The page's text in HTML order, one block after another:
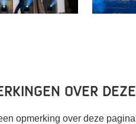
over
opmerking over deze